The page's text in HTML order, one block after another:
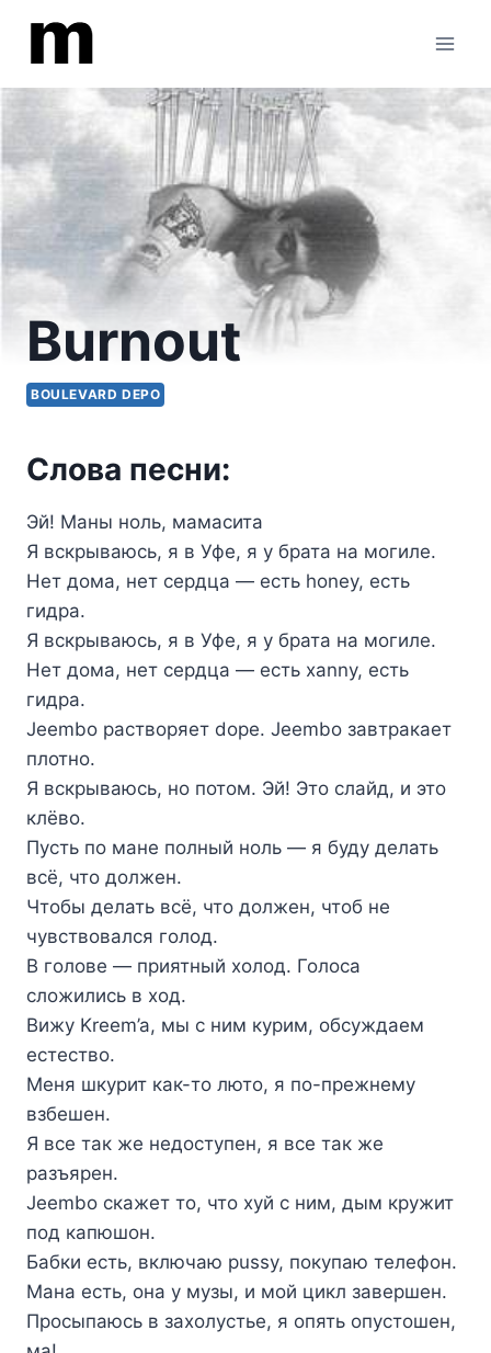
Burnout
BOULEVARD DEPO
Слова песни:
Эй! Маны ноль, мамасита
Я вскрываюсь, я в Уфе, я у брата на могиле.
Нет дома, нет сердца — есть honey, есть
гидра.
Я вскрываюсь, я в Уфе, я у брата на могиле.
Нет дома, нет сердца — есть xanny, есть
гидра.
Jeembo растворяет dope. Jeembo завтракает
плотно.
Я вскрываюсь, но потом. Эй! Это слайд, и это
клёво.
Пусть по мане полный ноль — я буду делать
всё, что должен.
Чтобы делать всё, что должен, чтоб не
чувствовался голод.
В голове — приятный холод. Голоса
сложились в ход.
Вижу Kreem’a, мы с ним курим, обсуждаем
естество.
Меня шкурит как-то люто, я по-прежнему
взбешен.
Я все так же недоступен, я все так же
разъярен.
Jeembo скажет то, что хуй с ним, дым кружит
под капюшон.
Бабки есть, включаю pussy, покупаю телефон.
Мана есть, она у музы, и мой цикл завершен.
Просыпаюсь в захолустье, я опять опустошен,